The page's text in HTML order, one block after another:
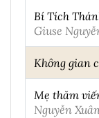
Bí Tích
Giuse
Không gian
Mẹ thăm
Nguyễn